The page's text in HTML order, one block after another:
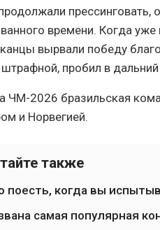
прессинговать,
времени. Когда
вырвали победу
пробил в
ЧМ-2026 бразильская
и Норвегией.
также
поесть, когда вы
самая популярная